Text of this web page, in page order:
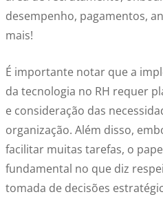
desempenho, pagamentos,
mais!
É importante notar que a
da tecnologia no RH requer
e consideração das
organização. Além disso,
facilitar muitas tarefas, o
fundamental no que diz
tomada de decisões